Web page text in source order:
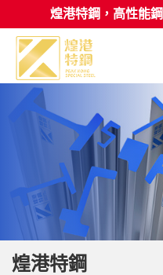
煌港特鋼，高性能
煌港特鋼